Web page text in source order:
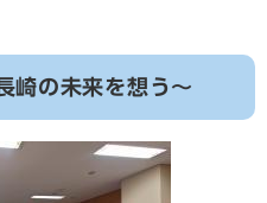
崎の未来を想う～